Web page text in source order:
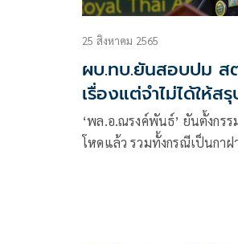
25 สิงหาคม 2565
ผบ.ทบ.ยันสอบปม
เรื่องแต่จำไม่ได้ให้ส
‘พล.อ.ณรงค์พันธ์’ ยันตั้งกร
โหดแล้ว รวมทั้งกรณีเป็นกาฝ